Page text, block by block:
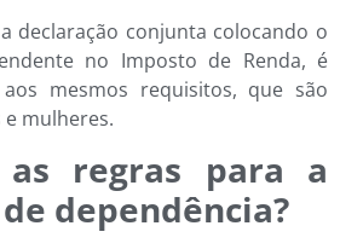
declaração conjunta colocando o
no Imposto de Renda, é
mesmos requisitos, que são
mulheres.
as regras para a
dependência?